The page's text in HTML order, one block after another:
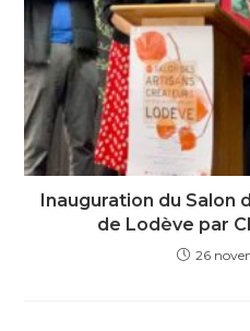
Inauguration du Salon
de Lodève par
26